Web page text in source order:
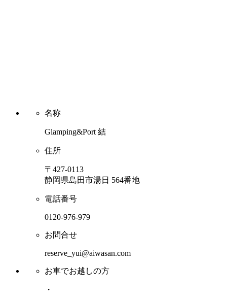
名称
Glamping&Port 結
住所
〒427-0113
静岡県島田市湯日 564番地
電話番号
0120-976-979
お問合せ
reserve_yui@aiwasan.com
お車でお越しの方
・